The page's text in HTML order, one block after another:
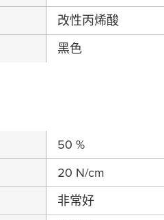
改性丙烯酸
黑色
50 %
20 N/cm
非常好